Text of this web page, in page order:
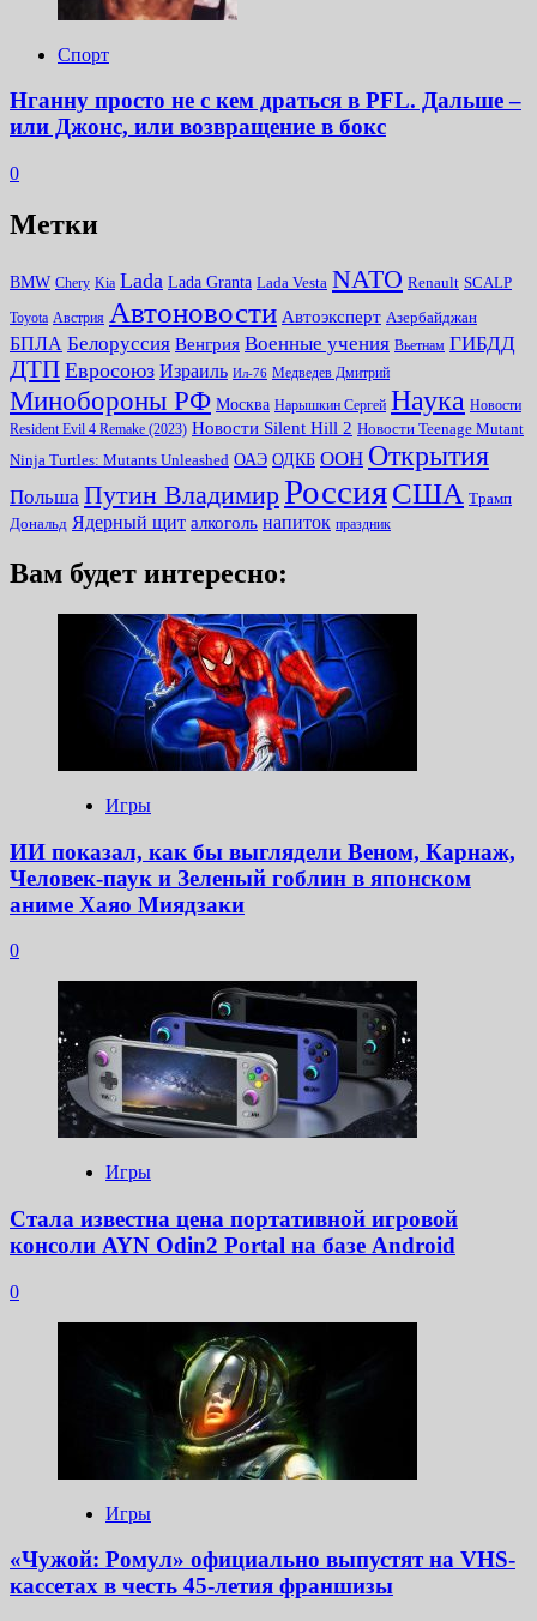
Спорт
Нганну просто не с кем драться в PFL. Дальше –
или Джонс, или возвращение в бокс
0
Метки
BMW Chery Kia Lada Lada Granta Lada Vesta NATO Renault SCALP
Toyota Австрия Автоновости Автоэксперт Азербайджан
БПЛА Белоруссия Венгрия Военные учения Вьетнам ГИБДД
ДТП Евросоюз Израиль Ил-76 Медведев Дмитрий
Минoбороны РФ Москва Нарышкин Сергей Наука Новости
Resident Evil 4 Remake (2023) Новости Silent Hill 2 Новости Teenage Mutant
Ninja Turtles: Mutants Unleashed ОАЭ ОДКБ ООН Открытия
Польша Путин ВладимирРоссияСША Трамп
Дональд Ядерный щит алкоголь напиток праздник
Вам будет интересно:
Игры
ИИ показал, как бы выглядели Веном, Карнаж,
Человек-паук и Зеленый гоблин в японском
аниме Хаяо Миядзаки
0
Игры
Стала известна цена портативной игровой
консоли AYN Odin2 Portal на базе Android
0
Игры
«Чужой: Ромул» официально выпустят на VHS-
кассетах в честь 45-летия франшизы